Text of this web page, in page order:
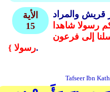
الأية
15
قريش والمراد
رسولا شاهدا
إلى فرعون
رسولا }.
Tafseer Ibn